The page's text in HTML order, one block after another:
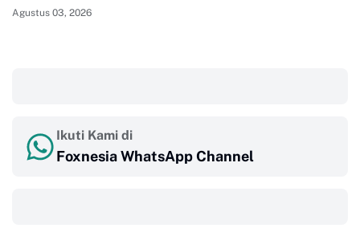
Agustus 03, 2026
Ikuti Kami di
Foxnesia WhatsApp Channel